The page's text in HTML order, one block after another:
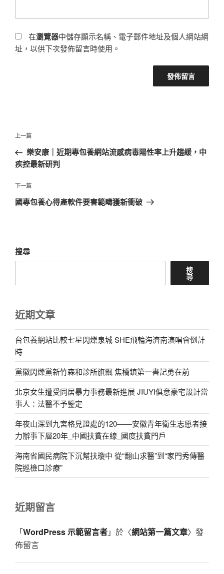
在瀏覽器中儲存顯示名稱、電子郵件地址及個人網站網
址，以供下次發佈留言時使用。
文
導
覽
上
一
篇
章
上一篇
樂安康｜近期專包養網站流感病毒陽性率上升趨緩，中
疾控最新研判
下
一
下一篇
國專包養心得產軟件要害範疇獲新衝破
搜尋
搜
尋
近期文章
台包養網站比較七星閃爍泉城 SHE飛輪海濟南演唱會倒計
時
黨徽閃爍黨新竹森和診所旗飄 焦橋鎮第一書記勇在前
北京女生遭受同居暴力事務最新進展 JIUYI俱意豪宅設計當
事人：法醫不予鑒定
年夜山深到九宮格見證處的120——安徽青年衛生志愿者接
力辦事下層20年_中國扶貧在線_國度扶貧門戶
海南省國民病院下沉幫扶瓊中 從“翻山求醫”到“家門秀傳醫
院巡檢口診療”
近期留言
「WordPress 示範留言者」於〈網站第一篇文章〉發
佈留言